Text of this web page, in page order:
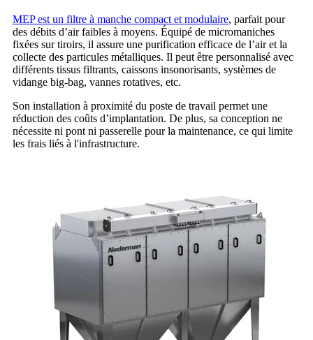
MEP est un filtre à manche compact et modulaire, parfait pour
des débits d’air faibles à moyens. Équipé de micromaniches
fixées sur tiroirs, il assure une purification efficace de l’air et la
collecte des particules métalliques. Il peut être personnalisé avec
différents tissus filtrants, caissons insonorisants, systèmes de
vidange big-bag, vannes rotatives, etc.
Son installation à proximité du poste de travail permet une
réduction des coûts d’implantation. De plus, sa conception ne
nécessite ni pont ni passerelle pour la maintenance, ce qui limite
les frais liés à l'infrastructure.